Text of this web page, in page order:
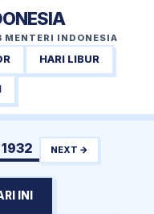
MENTERI INDONESIA
HARI LIBUR
NEXT →
INI